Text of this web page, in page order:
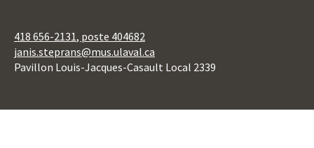
418 656-2131, poste 404682
janis.steprans@mus.ulaval.ca
Pavillon Louis-Jacques-Casault Local 2339